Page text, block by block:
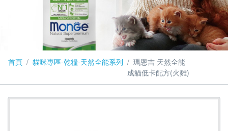
首頁 貓咪專區-乾糧-天然全能系列
瑪恩吉 天然全能
成貓低卡配方(火雞)